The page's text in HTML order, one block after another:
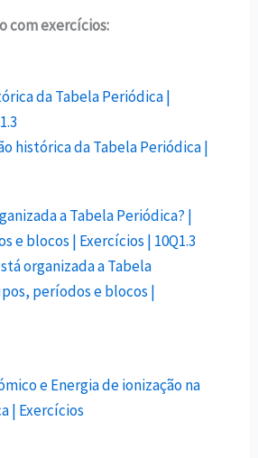
com exercícios:
histórica da Tabela Periódica |
organizada a Tabela
períodos e blocos |
e Energia de ionização na
| Exercícios